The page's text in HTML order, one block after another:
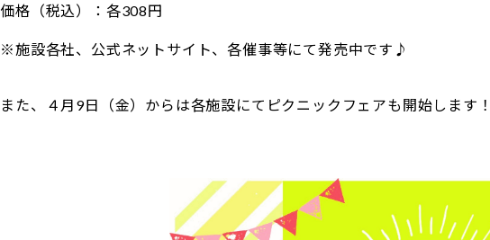
価格（税込）：各308円
※施設各社、公式ネットサイト、各催事等にて発売中です♪
また、４月9日（金）からは各施設にてピクニックフェアも開始します